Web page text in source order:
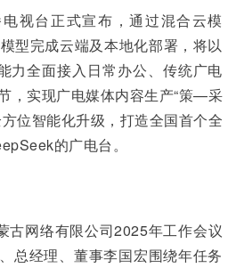
视台正式宣布，通过混合云模
型完成云端及本地化部署，将以
力全面接入日常办公、传统广电
，实现广电媒体内容生产“策—采
智能化升级，打造全国首个全
的广电台。
古网络有限公司2025年工作会议
总经理、董事李国宏围绕年任务